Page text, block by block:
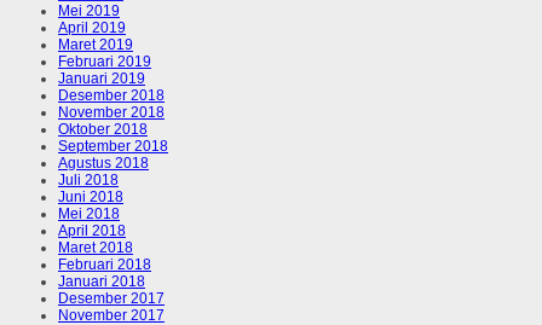
Mei 2019
April 2019
Maret 2019
Februari 2019
Januari 2019
Desember 2018
November 2018
Oktober 2018
September 2018
Agustus 2018
Juli 2018
Juni 2018
Mei 2018
April 2018
Maret 2018
Februari 2018
Januari 2018
Desember 2017
November 2017